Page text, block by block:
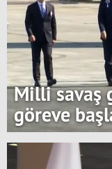
Milli savaş
göreve